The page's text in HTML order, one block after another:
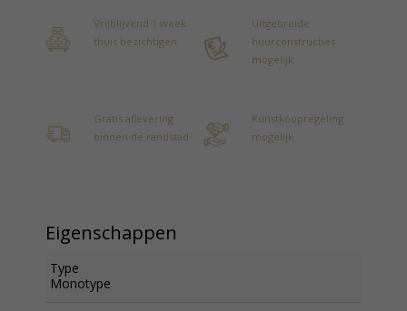
Vrijblijvend 1 week
thuis bezichtigen
Uitgebreide
huurconstructies
mogelijk
Gratis aflevering
binnen de randstad
Kunstkoopregeling
mogelijk
Eigenschappen
Type
Monotype